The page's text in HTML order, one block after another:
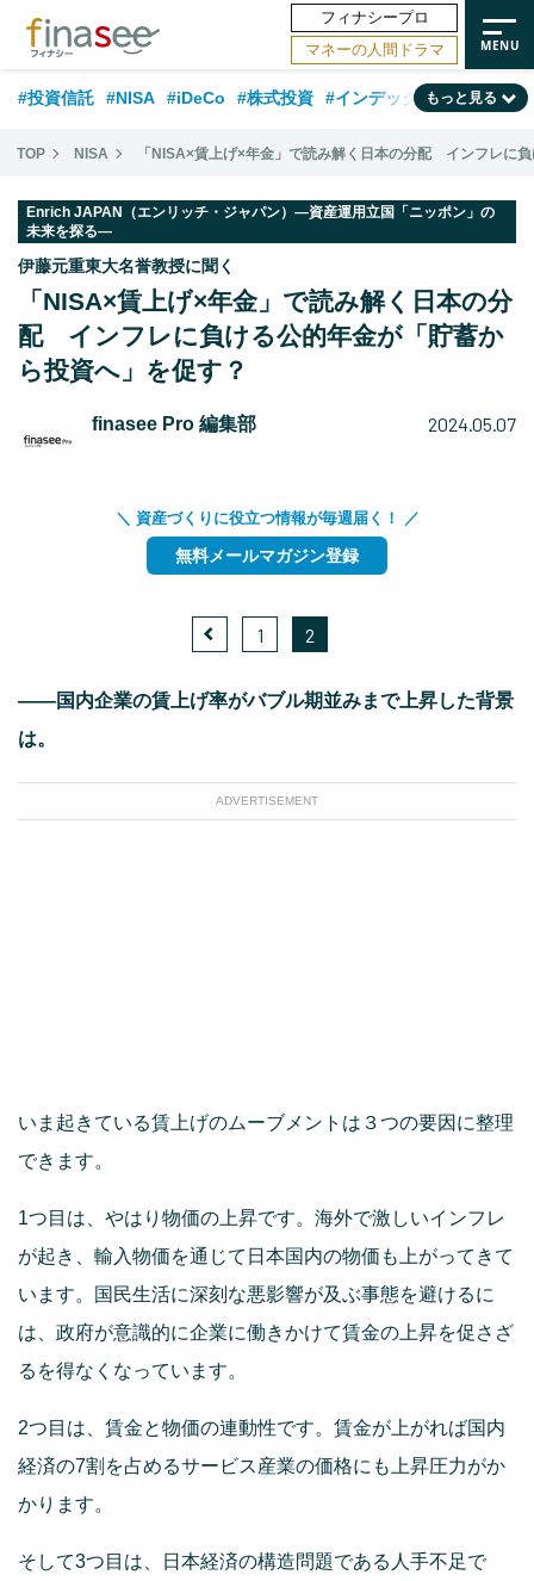
フィナシープロ
マネーの人間ドラマ
#投資信託 #NISA #iDeCo #株式投資 #インデックスファンド
#相談事例 #相続・贈与 #FP #新NISA #積立投資 #30代
#フィナンシャル・ウェルビーイング
#データ・調査 #話題の企業 #国内株式型
もっと見る
TOP NISA 「NISA×賃上げ×年金」で読み解く日本の分配 インフレに
Enrich JAPAN（エンリッチ・ジャパン）―資産運用立国「ニッポン」の
未来を探る―
伊藤元重東大名誉教授に聞く
「NISA×賃上げ×年金」で読み解く日本の分
配 インフレに負ける公的年金が「貯蓄か
ら投資へ」を促す？
finasee Pro 編集部 2024.05.07
＼ 資産づくりに役立つ情報が毎週届く！ ／
無料メールマガジン登録
1 2
――国内企業の賃上げ率がバブル期並みまで上昇した背景
は。
ADVERTISEMENT
いま起きている賃上げのムーブメントは３つの要因に整理
できます。
1つ目は、やはり物価の上昇です。海外で激しいインフレ
が起き、輸入物価を通じて日本国内の物価も上がってきて
います。国民生活に深刻な悪影響が及ぶ事態を避けるに
は、政府が意識的に企業に働きかけて賃金の上昇を促さざ
るを得なくなっています。
2つ目は、賃金と物価の連動性です。賃金が上がれば国内
経済の7割を占めるサービス産業の価格にも上昇圧力がか
かります。
そして3つ目は、日本経済の構造問題である人手不足で